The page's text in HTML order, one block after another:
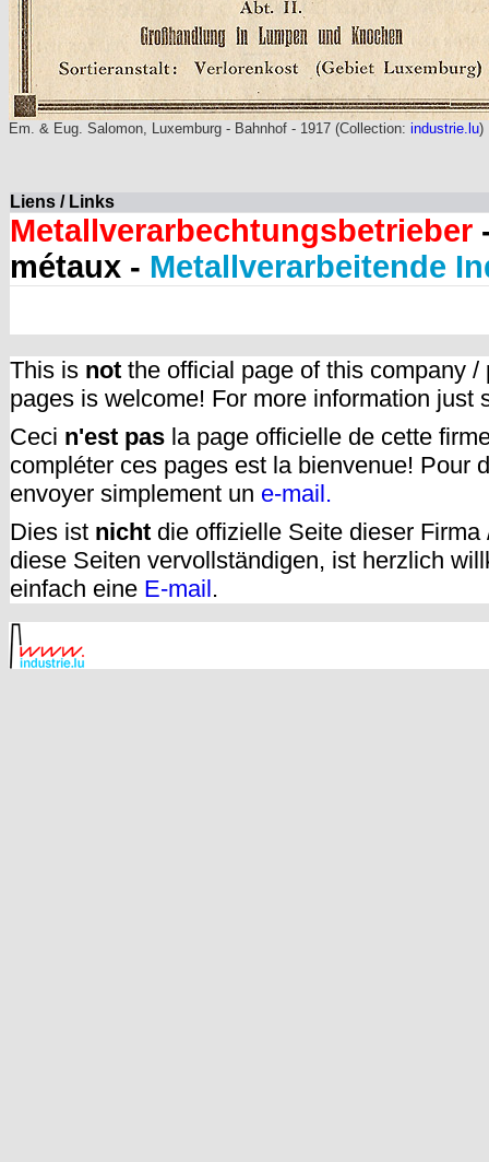
Em. & Eug. Salomon, Luxemburg - Bahnhof - 1917 (Collection: industrie.lu)
Liens / Links
Metallverarbechtungsbetrieber
métaux - Metallverarbeitende
This is not the official page of this company
pages is welcome! For more information just
Ceci n'est pas la page officielle de cette
compléter ces pages est la bienvenue! Pour
envoyer simplement un e-mail.
Dies ist nicht die offizielle Seite dieser
diese Seiten vervollständigen, ist herzlich
einfach eine E-mail.